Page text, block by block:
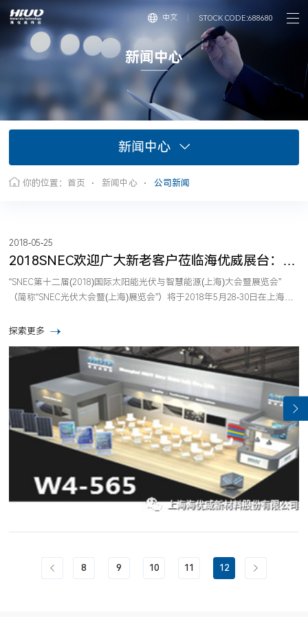
中文 STOCK CODE:688680
新闻中心
新闻中心
你的位置：首页 新闻中心 公司新闻
2018-05-25
2018SNEC欢迎广大新老客户莅临海优威展台：
W4-565
“SNEC第十二届(2018)国际太阳能光伏与智慧能源(上海)大会暨展览会”
（简称“SNEC光伏大会暨(上海)展览会”）将于2018年5月28-30日在上海新
会是全球最为专业的...
探索更多
8 9 10 11 12